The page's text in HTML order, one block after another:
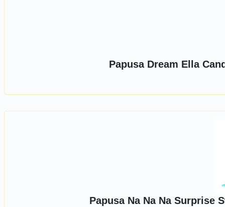
Papusa Dream Ella
Papusa Na Na Na Surprise